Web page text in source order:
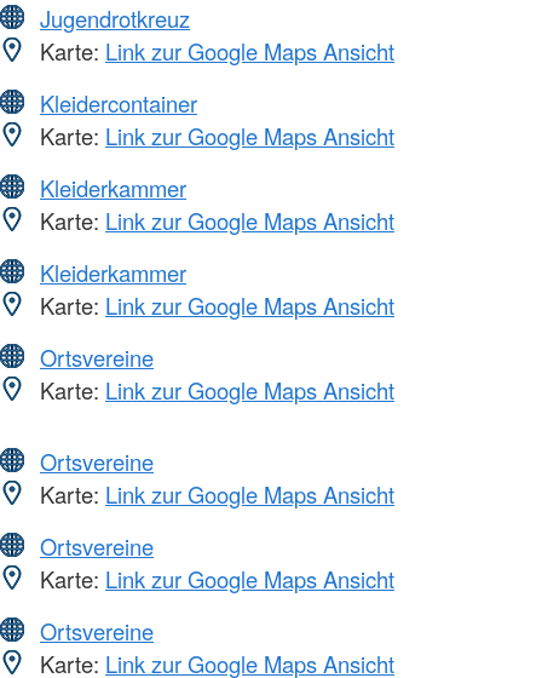
Jugendrotkreuz
Karte: Link zur Google Maps Ansicht
Kleidercontainer
Karte: Link zur Google Maps Ansicht
Kleiderkammer
Karte: Link zur Google Maps Ansicht
Kleiderkammer
Karte: Link zur Google Maps Ansicht
Ortsvereine
Karte: Link zur Google Maps Ansicht
Ortsvereine
Karte: Link zur Google Maps Ansicht
Ortsvereine
Karte: Link zur Google Maps Ansicht
Ortsvereine
Karte: Link zur Google Maps Ansicht